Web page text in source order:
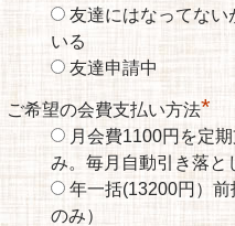
友達にはなってない
いる
友達申請中
ご希望の会費支払い方法*
月会費1100円を定
み。毎月自動引き落と
年一括(13200円）
のみ）